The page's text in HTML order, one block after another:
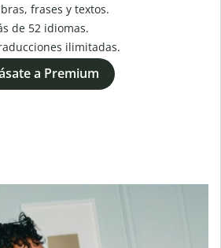
frases y textos.
de 52 idiomas.
ilimitadas.
a Premium